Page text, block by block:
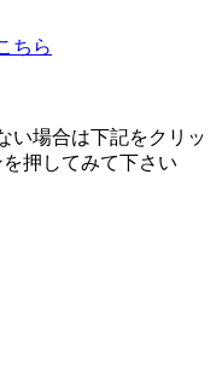
ちら
い場合は下記をクリッ
押してみて下さい